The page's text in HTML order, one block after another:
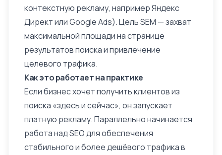
контекстную рекламу, например Яндекс
Директ илиGoogleAds). Цель SEM — захват
максимальной площади на странице
результатов поиска и привлечение
целевого трафика.
Как это работает на практике
Если бизнес хочет получить клиентов из
поиска «здесь и сейчас», он запускает
платную рекламу. Параллельно начинается
работа над SEO для обеспечения
стабильного и более дешёвого трафика в